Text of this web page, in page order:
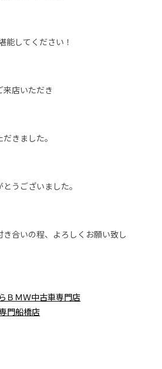
能してください！
来店いただき
きました。
うございました。
合いの程、よろしくお願い致し
ＢＭＷ中古車専門店
門船橋店